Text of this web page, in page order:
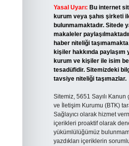
Yasal Uyarı: Bu internet
kurum veya şahıs şirketi
bulunmamaktadır. Sitede
makaleler
haber niteliği
kişiler hakkında paylaşım
kurum ve kişiler ile isim
tesadüfidir. Sitemizdeki
tavsiye niteliği taşımazlar.
Sitemiz, 5651 Sayılı
ve İletişim Kurumu (BTK)
Sağlayıcı olarak hizmet
içerikleri proaktif olarak
yükümlülüğümüz
yazdıkları içeriklerin